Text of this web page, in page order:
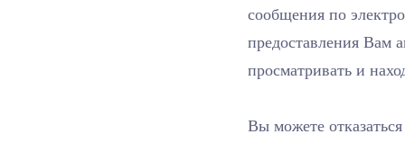
сообщения по
предоставления Вам
просматривать и
Вы можете